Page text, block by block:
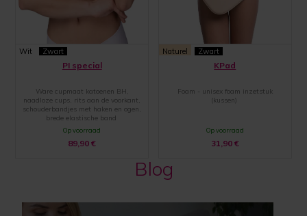
Wit Zwart
PI special
Ware cupmaat katoenen BH,
naadloze cups, rits aan de voorkant,
schouderbandjes met haken en ogen,
brede elastische band
Op voorraad
89,90€
Naturel Zwart
KPad
Foam - unisex foam inzetstuk
(kussen)
Op voorraad
31,90 €
Blog